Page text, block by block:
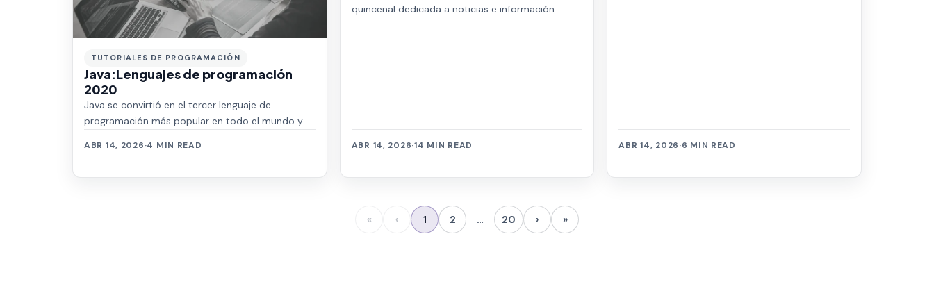
TUTORIALES DE PROGRAMACIÓN
Java:Lenguajes de programación
2020
Java se convirtió en el tercer lenguaje de
programación más popular en todo el mundo y
posiciones...
ABR 14, 2026·4 MIN READ
quincenal dedicada a noticias e información
ABR 14, 2026·14 MIN READ ABR 14, 2026·6 MIN READ
« ‹ 1 2 … 20 › »